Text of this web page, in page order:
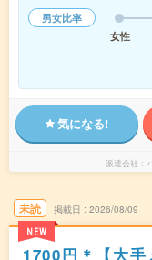
男女比率
女性
気になる!
派遣会社
未読
NEW
掲載日 2026/08/09
1700円＊【大